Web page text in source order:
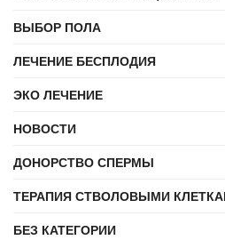
ВЫБОР ПОЛА
ЛЕЧЕНИЕ БЕСПЛОДИЯ
ЭКО ЛЕЧЕНИЕ
НОВОСТИ
ДОНОРСТВО СПЕРМЫ
ТЕРАПИЯ СТВОЛОВЫМИ
БЕЗ КАТЕГОРИИ